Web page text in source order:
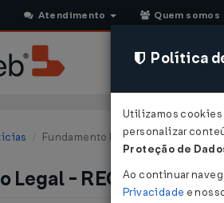
Atendimento Quem somos
Fundamento Legal - RECINE...
Legal - RECINE
Política
Utilizamos cookies
personalizar
Proteção de
Ao continuar
Privacidade e